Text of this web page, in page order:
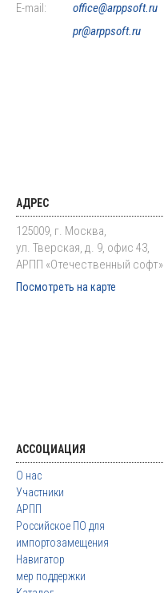
E-mail:
office@arppsoft.ru
pr@arppsoft.ru
АДРЕС
125009, г. Москва,
ул. Тверская, д. 9, офис 43,
АРПП «Отечественный софт»
Посмотреть на карте
АССОЦИАЦИЯ
О нас
Участники
АРПП
Российское ПО для
импортозамещения
Навигатор
мер поддержки